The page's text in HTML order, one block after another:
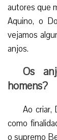
autores que
Aquino, o
vejamos
anjos.
Os
homens?
Ao criar,
como
o supremo